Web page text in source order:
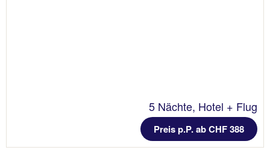
5 Nächte, Hotel + Flug
Preis p.P. ab CHF 388